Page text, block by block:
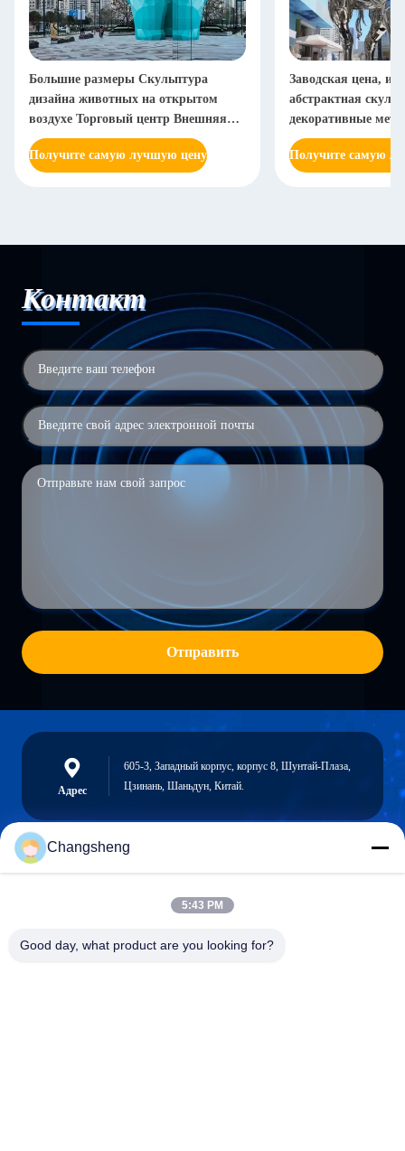
Большие размеры Скульптура
дизайна животных на открытом
воздухе Торговый центр Внешняя
стена Крыша Приемный стол
Декорация Скульптура из
Получите самую лучшую цену
Заводская цена,
абстрактная
декоративные
полированные
Получите самую
Контакт
Отправить
Адрес
605-3, Западный корпус, корпус 8, Шунтай-Плаза,
Цзинань, Шаньдун, Китай.
Changsheng
5:43 PM
Good day, what product are you looking for?